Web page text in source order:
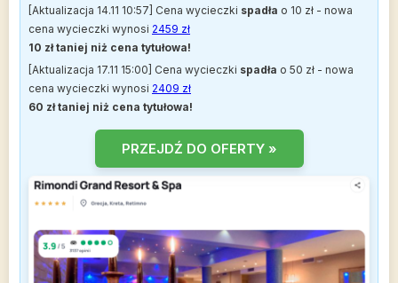
[Aktualizacja 14.11 10:57] Cena wycieczki spadła o 10 zł - nowa
cena wycieczki wynosi 2459 zł
10 zł taniej niż cena tytułowa!
[Aktualizacja 17.11 15:00] Cena wycieczki spadła o 50 zł - nowa
cena wycieczki wynosi 2409 zł
60 zł taniej niż cena tytułowa!
PRZEJDŹ DO OFERTY »